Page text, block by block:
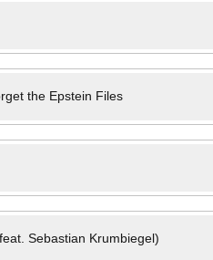
the Epstein Files
Sebastian Krumbiegel)